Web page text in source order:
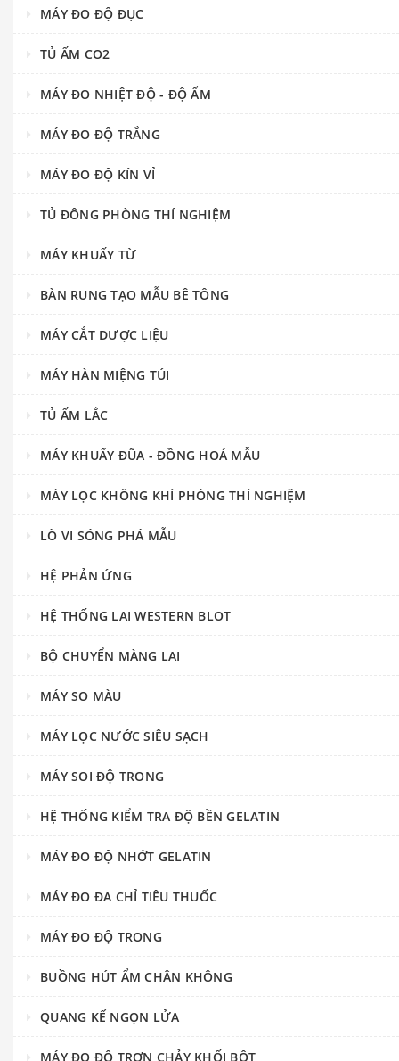
MÁY ĐO ĐỘ ĐỤC
TỦ ẤM CO2
MÁY ĐO NHIỆT ĐỘ - ĐỘ ẨM
MÁY ĐO ĐỘ TRẮNG
MÁY ĐO ĐỘ KÍN VỈ
TỦ ĐÔNG PHÒNG THÍ NGHIỆM
MÁY KHUẤY TỪ
BÀN RUNG TẠO MẪU BÊ TÔNG
MÁY CẮT DƯỢC LIỆU
MÁY HÀN MIỆNG TÚI
TỦ ẤM LẮC
MÁY KHUẤY ĐŨA - ĐỒNG HOÁ MẪU
MÁY LỌC KHÔNG KHÍ PHÒNG THÍ NGHIỆM
LÒ VI SÓNG PHÁ MẪU
HỆ PHẢN ỨNG
HỆ THỐNG LAI WESTERN BLOT
BỘ CHUYỂN MÀNG LAI
MÁY SO MÀU
MÁY LỌC NƯỚC SIÊU SẠCH
MÁY SOI ĐỘ TRONG
HỆ THỐNG KIỂM TRA ĐỘ BỀN GELATIN
MÁY ĐO ĐỘ NHỚT GELATIN
MÁY ĐO ĐA CHỈ TIÊU THUỐC
MÁY ĐO ĐỘ TRONG
BUỒNG HÚT ẨM CHÂN KHÔNG
QUANG KẾ NGỌN LỬA
MÁY ĐO ĐỘ TRƠN CHẢY KHỐI BỘT